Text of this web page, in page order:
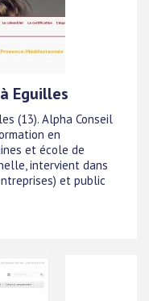
Eguilles
(13). Alpha Conseil
en
et école de
intervient dans
et public